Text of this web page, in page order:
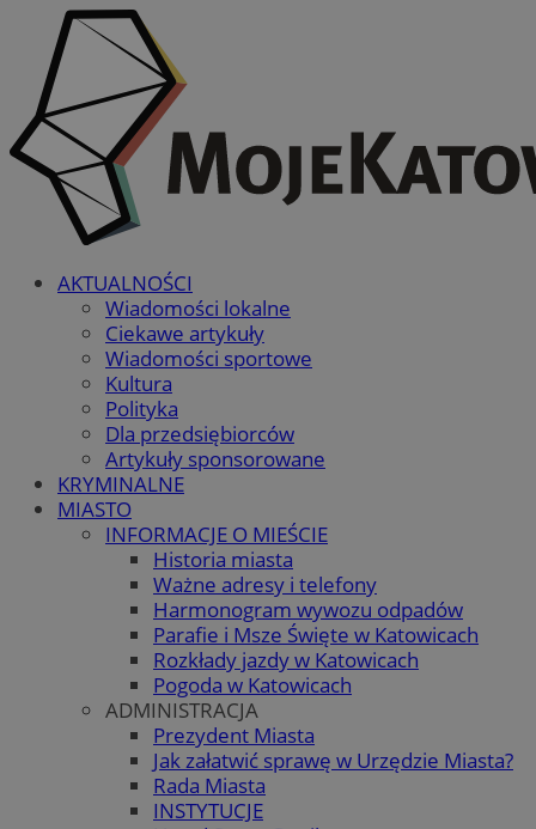
AKTUALNOŚCI
Wiadomości lokalne
Ciekawe artykuły
Wiadomości sportowe
Kultura
Polityka
Dla przedsiębiorców
Artykuły sponsorowane
KRYMINALNE
MIASTO
INFORMACJE O MIEŚCIE
Historia miasta
Ważne adresy i telefony
Harmonogram wywozu odpadów
Parafie i Msze Święte w Katowicach
Rozkłady jazdy w Katowicach
Pogoda w Katowicach
ADMINISTRACJA
Prezydent Miasta
Jak załatwić sprawę w Urzędzie Miasta?
Rada Miasta
INSTYTUCJE